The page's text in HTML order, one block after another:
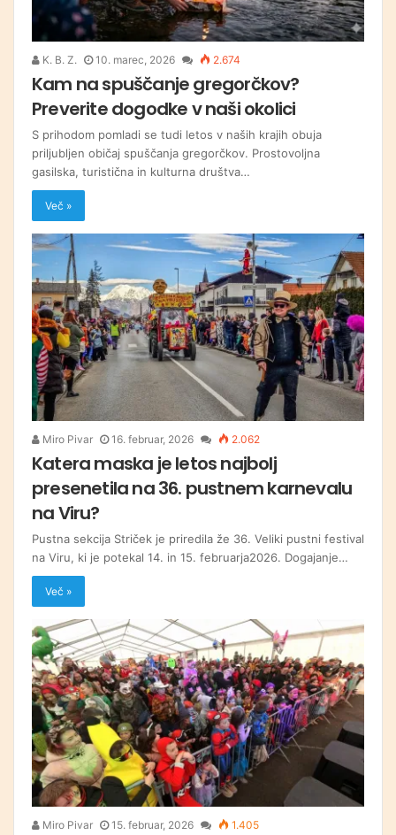
K. B. Z. 10. marec, 2026 2.674
Kam na spuščanje gregorčkov?
Preverite dogodke v naši okolici
S prihodom pomladi se tudi letos v naših krajih obuja
priljubljen običaj spuščanja gregorčkov. Prostovoljna
gasilska, turistična in kulturna društva…
Več »
Miro Pivar 16. februar, 2026 2.062
Katera maska je letos najbolj
presenetila na 36. pustnem karnevalu
na Viru?
Pustna sekcija Striček je priredila že 36. Veliki pustni festival
na Viru, ki je potekal 14. in 15. februarja2026. Dogajanje…
Več »
Miro Pivar 15. februar, 2026 1.405